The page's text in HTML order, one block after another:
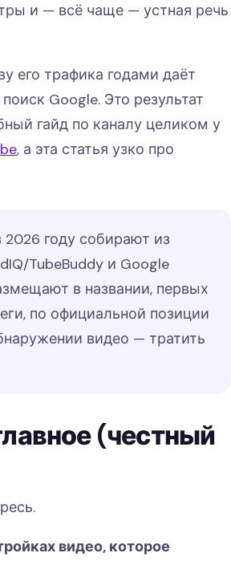
и — всё чаще — устная речь
его трафика годами даёт
Google. Это результат
гайд по каналу целиком у
, а эта статья узко про
году собирают из
TubeBuddy и Google
в названии, первых
по официальной позиции
видео — тратить
(честный
видео, которое